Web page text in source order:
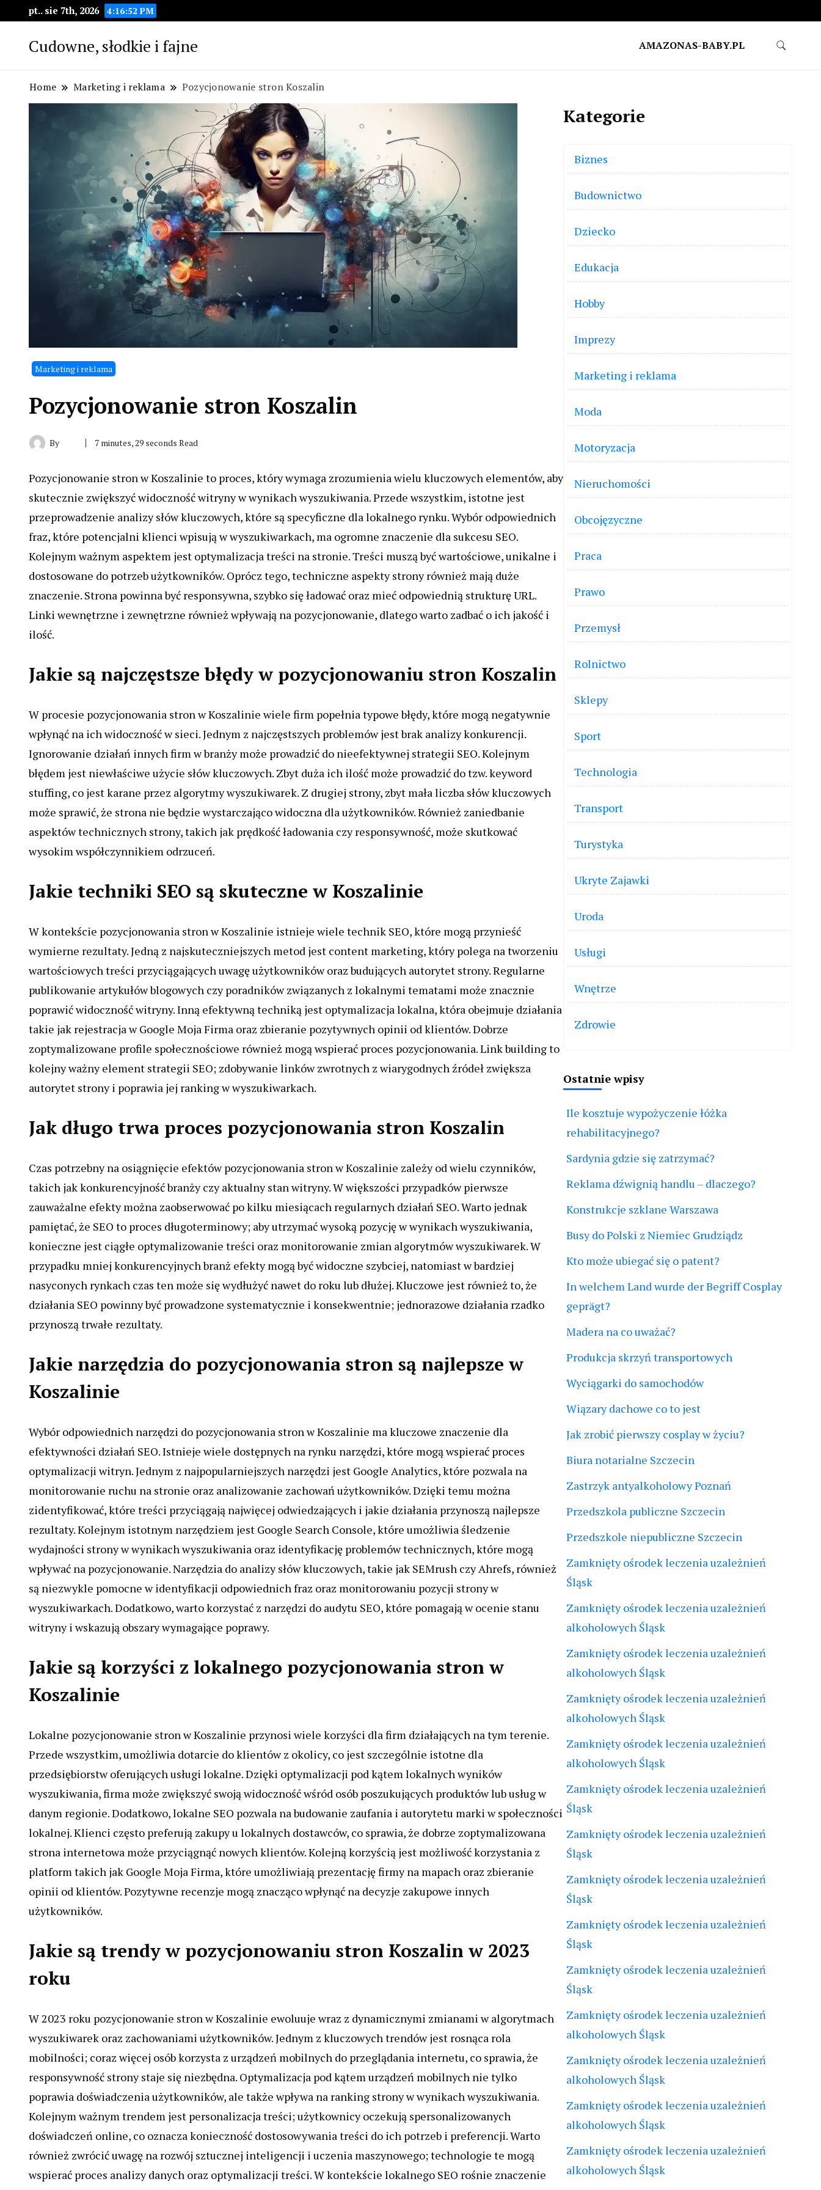
pt.. sie 7th, 2026 4:16:53 PM
Cudowne, słodkie i fajne AMAZONAS-BABY.PL
Home Marketing i reklama Pozycjonowanie stron Koszalin
Marketing i reklama
Pozycjonowanie stron Koszalin
By 7 minutes, 29 seconds Read
Pozycjonowanie stron w Koszalinie to proces, który wymaga zrozumienia wielu kluczowych elementów, aby
skutecznie zwiększyć widoczność witryny w wynikach wyszukiwania. Przede wszystkim, istotne jest
przeprowadzenie analizy słów kluczowych, które są specyficzne dla lokalnego rynku. Wybór odpowiednich
fraz, które potencjalni klienci wpisują w wyszukiwarkach, ma ogromne znaczenie dla sukcesu SEO.
Kolejnym ważnym aspektem jest optymalizacja treści na stronie. Treści muszą być wartościowe, unikalne i
dostosowane do potrzeb użytkowników. Oprócz tego, techniczne aspekty strony również mają duże
znaczenie. Strona powinna być responsywna, szybko się ładować oraz mieć odpowiednią strukturę URL.
Linki wewnętrzne i zewnętrzne również wpływają na pozycjonowanie, dlatego warto zadbać o ich jakość i
ilość.
Jakie są najczęstsze błędy w pozycjonowaniu stron Koszalin
W procesie pozycjonowania stron w Koszalinie wiele firm popełnia typowe błędy, które mogą negatywnie
wpłynąć na ich widoczność w sieci. Jednym z najczęstszych problemów jest brak analizy konkurencji.
Ignorowanie działań innych firm w branży może prowadzić do nieefektywnej strategii SEO. Kolejnym
błędem jest niewłaściwe użycie słów kluczowych. Zbyt duża ich ilość może prowadzić do tzw. keyword
stuffing, co jest karane przez algorytmy wyszukiwarek. Z drugiej strony, zbyt mała liczba słów kluczowych
może sprawić, że strona nie będzie wystarczająco widoczna dla użytkowników. Również zaniedbanie
aspektów technicznych strony, takich jak prędkość ładowania czy responsywność, może skutkować
wysokim współczynnikiem odrzuceń.
Jakie techniki SEO są skuteczne w Koszalinie
W kontekście pozycjonowania stron w Koszalinie istnieje wiele technik SEO, które mogą przynieść
wymierne rezultaty. Jedną z najskuteczniejszych metod jest content marketing, który polega na tworzeniu
wartościowych treści przyciągających uwagę użytkowników oraz budujących autorytet strony. Regularne
publikowanie artykułów blogowych czy poradników związanych z lokalnymi tematami może znacznie
poprawić widoczność witryny. Inną efektywną techniką jest optymalizacja lokalna, która obejmuje działania
takie jak rejestracja w Google Moja Firma oraz zbieranie pozytywnych opinii od klientów. Dobrze
zoptymalizowane profile społecznościowe również mogą wspierać proces pozycjonowania. Link building to
kolejny ważny element strategii SEO; zdobywanie linków zwrotnych z wiarygodnych źródeł zwiększa
autorytet strony i poprawia jej ranking w wyszukiwarkach.
Jak długo trwa proces pozycjonowania stron Koszalin
Czas potrzebny na osiągnięcie efektów pozycjonowania stron w Koszalinie zależy od wielu czynników,
takich jak konkurencyjność branży czy aktualny stan witryny. W większości przypadków pierwsze
zauważalne efekty można zaobserwować po kilku miesiącach regularnych działań SEO. Warto jednak
pamiętać, że SEO to proces długoterminowy; aby utrzymać wysoką pozycję w wynikach wyszukiwania,
konieczne jest ciągłe optymalizowanie treści oraz monitorowanie zmian algorytmów wyszukiwarek. W
przypadku mniej konkurencyjnych branż efekty mogą być widoczne szybciej, natomiast w bardziej
nasyconych rynkach czas ten może się wydłużyć nawet do roku lub dłużej. Kluczowe jest również to, że
działania SEO powinny być prowadzone systematycznie i konsekwentnie; jednorazowe działania rzadko
przynoszą trwałe rezultaty.
Jakie narzędzia do pozycjonowania stron są najlepsze w
Koszalinie
Wybór odpowiednich narzędzi do pozycjonowania stron w Koszalinie ma kluczowe znaczenie dla
efektywności działań SEO. Istnieje wiele dostępnych na rynku narzędzi, które mogą wspierać proces
optymalizacji witryn. Jednym z najpopularniejszych narzędzi jest Google Analytics, które pozwala na
monitorowanie ruchu na stronie oraz analizowanie zachowań użytkowników. Dzięki temu można
zidentyfikować, które treści przyciągają najwięcej odwiedzających i jakie działania przynoszą najlepsze
rezultaty. Kolejnym istotnym narzędziem jest Google Search Console, które umożliwia śledzenie
wydajności strony w wynikach wyszukiwania oraz identyfikację problemów technicznych, które mogą
wpływać na pozycjonowanie. Narzędzia do analizy słów kluczowych, takie jak SEMrush czy Ahrefs, również
są niezwykle pomocne w identyfikacji odpowiednich fraz oraz monitorowaniu pozycji strony w
wyszukiwarkach. Dodatkowo, warto korzystać z narzędzi do audytu SEO, które pomagają w ocenie stanu
witryny i wskazują obszary wymagające poprawy.
Jakie są korzyści z lokalnego pozycjonowania stron w
Koszalinie
Lokalne pozycjonowanie stron w Koszalinie przynosi wiele korzyści dla firm działających na tym terenie.
Przede wszystkim, umożliwia dotarcie do klientów z okolicy, co jest szczególnie istotne dla
przedsiębiorstw oferujących usługi lokalne. Dzięki optymalizacji pod kątem lokalnych wyników
wyszukiwania, firma może zwiększyć swoją widoczność wśród osób poszukujących produktów lub usług w
danym regionie. Dodatkowo, lokalne SEO pozwala na budowanie zaufania i autorytetu marki w społeczności
lokalnej. Klienci często preferują zakupy u lokalnych dostawców, co sprawia, że dobrze zoptymalizowana
strona internetowa może przyciągnąć nowych klientów. Kolejną korzyścią jest możliwość korzystania z
platform takich jak Google Moja Firma, które umożliwiają prezentację firmy na mapach oraz zbieranie
opinii od klientów. Pozytywne recenzje mogą znacząco wpłynąć na decyzje zakupowe innych
użytkowników.
Jakie są trendy w pozycjonowaniu stron Koszalin w 2023
roku
W 2023 roku pozycjonowanie stron w Koszalinie ewoluuje wraz z dynamicznymi zmianami w algorytmach
wyszukiwarek oraz zachowaniami użytkowników. Jednym z kluczowych trendów jest rosnąca rola
mobilności; coraz więcej osób korzysta z urządzeń mobilnych do przeglądania internetu, co sprawia, że
responsywność strony staje się niezbędna. Optymalizacja pod kątem urządzeń mobilnych nie tylko
poprawia doświadczenia użytkowników, ale także wpływa na ranking strony w wynikach wyszukiwania.
Kolejnym ważnym trendem jest personalizacja treści; użytkownicy oczekują spersonalizowanych
doświadczeń online, co oznacza konieczność dostosowywania treści do ich potrzeb i preferencji. Warto
również zwrócić uwagę na rozwój sztucznej inteligencji i uczenia maszynowego; technologie te mogą
wspierać proces analizy danych oraz optymalizacji treści. W kontekście lokalnego SEO rośnie znaczenie
Kategorie
Biznes
Budownictwo
Dziecko
Edukacja
Hobby
Imprezy
Marketing i reklama
Moda
Motoryzacja
Nieruchomości
Obcojęzyczne
Praca
Prawo
Przemysł
Rolnictwo
Sklepy
Sport
Technologia
Transport
Turystyka
Ukryte Zajawki
Uroda
Usługi
Wnętrze
Zdrowie
Ostatnie wpisy
Ile kosztuje wypożyczenie łóżka
rehabilitacyjnego?
Sardynia gdzie się zatrzymać?
Reklama dźwignią handlu – dlaczego?
Konstrukcje szklane Warszawa
Busy do Polski z Niemiec Grudziądz
Kto może ubiegać się o patent?
In welchem Land wurde der Begriff Cosplay
geprägt?
Madera na co uważać?
Produkcja skrzyń transportowych
Wyciągarki do samochodów
Wiązary dachowe co to jest
Jak zrobić pierwszy cosplay w życiu?
Biura notarialne Szczecin
Zastrzyk antyalkoholowy Poznań
Przedszkola publiczne Szczecin
Przedszkole niepubliczne Szczecin
Zamknięty ośrodek leczenia uzależnień
Śląsk
Zamknięty ośrodek leczenia uzależnień
alkoholowych Śląsk
Zamknięty ośrodek leczenia uzależnień
alkoholowych Śląsk
Zamknięty ośrodek leczenia uzależnień
alkoholowych Śląsk
Zamknięty ośrodek leczenia uzależnień
alkoholowych Śląsk
Zamknięty ośrodek leczenia uzależnień
Śląsk
Zamknięty ośrodek leczenia uzależnień
Śląsk
Zamknięty ośrodek leczenia uzależnień
Śląsk
Zamknięty ośrodek leczenia uzależnień
Śląsk
Zamknięty ośrodek leczenia uzależnień
Śląsk
Zamknięty ośrodek leczenia uzależnień
alkoholowych Śląsk
Zamknięty ośrodek leczenia uzależnień
alkoholowych Śląsk
Zamknięty ośrodek leczenia uzależnień
alkoholowych Śląsk
Zamknięty ośrodek leczenia uzależnień
alkoholowych Śląsk